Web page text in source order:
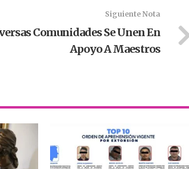
Siguiente Nota
Comunidades Se Unen En
Apoyo A Maestros